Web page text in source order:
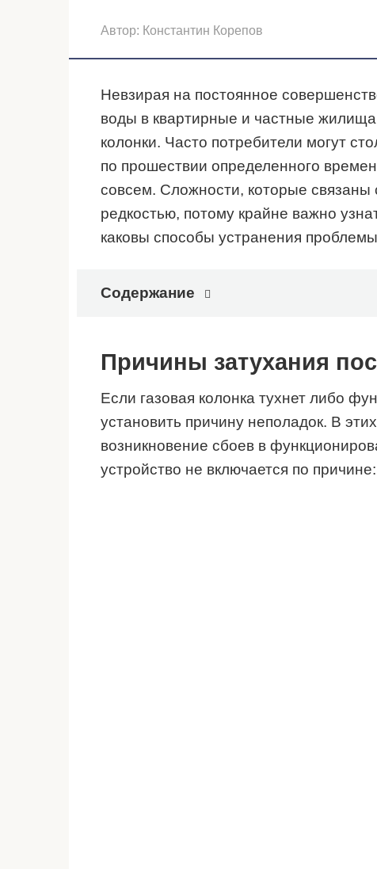
Автор: Константин Корепов
Невзирая на постоянное
воды в квартирные и частные
колонки. Часто потребители могут
по прошествии определенного
совсем. Сложности, которые связаны
редкостью, потому крайне важно
каковы способы устранения
Содержание
Причины затухания
Если газовая колонка тухнет либо
установить причину неполадок. В
возникновение сбоев в
устройство не включается по причине: